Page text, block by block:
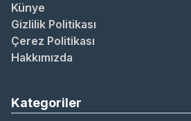
Künye
Gizlilik Politikası
Çerez Politikası
Hakkımızda
Kategoriler